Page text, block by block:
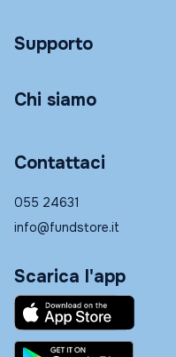
Supporto
Chi siamo
Contattaci
055 24631
info@fundstore.it
Scarica l'app